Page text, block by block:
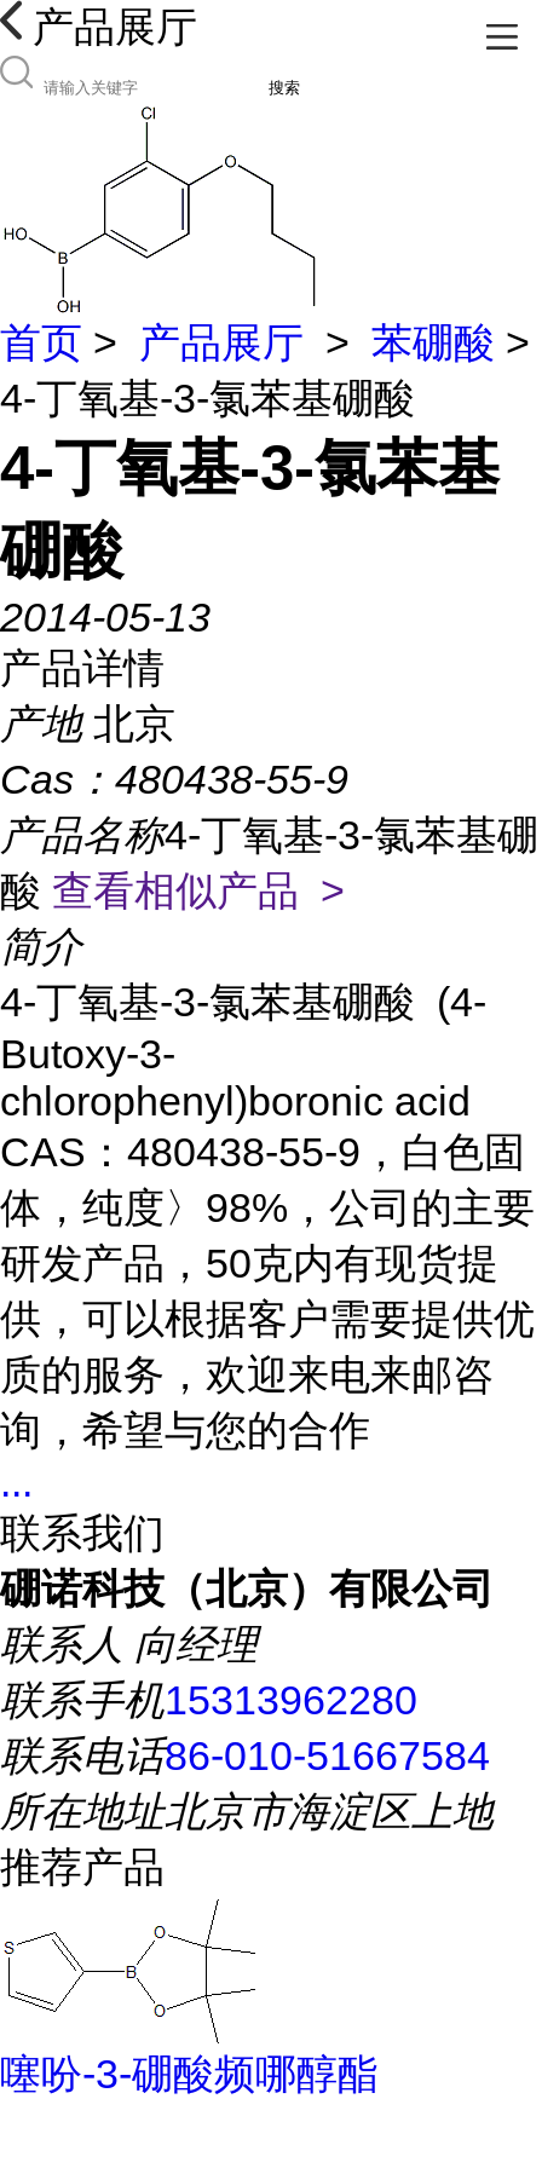
产品展厅
搜索
首页 > 产品展厅 > 苯硼酸 >
4-丁氧基-3-氯苯基硼酸
4-丁氧基-3-氯苯基
硼酸
2014-05-13
产品详情
产地 北京
Cas： 480438-55-9
产品名称4-丁氧基-3-氯苯基硼
酸 查看相似产品 >
简介
4-丁氧基-3-氯苯基硼酸 (4-
Butoxy-3-
chlorophenyl)boronic acid
CAS：480438-55-9，白色固
体，纯度〉98%，公司的主要
研发产品，50克内有现货提
供，可以根据客户需要提供优
质的服务，欢迎来电来邮咨
询，希望与您的合作
...
联系我们
硼诺科技（北京）有限公司
联系人 向经理
联系手机15313962280
联系电话86-010-51667584
所在地址北京市海淀区上地
推荐产品
噻吩-3-硼酸频哪醇酯